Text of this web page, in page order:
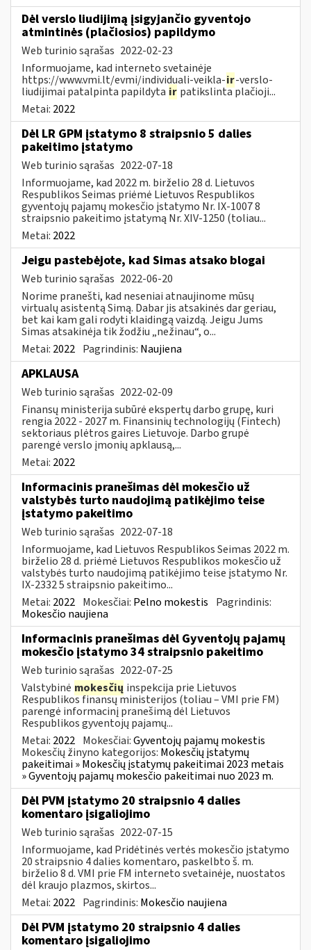
Dėl verslo liudijimą įsigyjančio gyventojo
atmintinės (plačiosios) papildymo
Web turinio sąrašas 2022-02-23
Informuojame, kad interneto svetainėje
https://www.vmi.lt/evmi/individuali-veikla-ir-verslo-
liudijimai patalpinta papildyta ir patikslinta plačioji...
Metai: 2022
Dėl LR GPM įstatymo 8 straipsnio 5 dalies
pakeitimo įstatymo
Web turinio sąrašas 2022-07-18
Informuojame, kad 2022 m. birželio 28 d. Lietuvos
Respublikos Seimas priėmė Lietuvos Respublikos
gyventojų pajamų mokesčio įstatymo Nr. IX-1007 8
straipsnio pakeitimo įstatymą Nr. XIV-1250 (toliau...
Metai: 2022
Jeigu pastebėjote, kad Simas atsako blogai
Web turinio sąrašas 2022-06-20
Norime pranešti, kad neseniai atnaujinome mūsų
virtualų asistentą Simą. Dabar jis atsakinės dar geriau,
bet kai kam gali rodyti klaidingą vaizdą. Jeigu Jums
Simas atsakinėja tik žodžiu „nežinau“, o...
Metai: 2022 Pagrindinis: Naujiena
APKLAUSA
Web turinio sąrašas 2022-02-09
Finansų ministerija subūrė ekspertų darbo grupę, kuri
rengia 2022 - 2027 m. Finansinių technologijų (Fintech)
sektoriaus plėtros gaires Lietuvoje. Darbo grupė
parengė verslo įmonių apklausą,...
Metai: 2022
Informacinis pranešimas dėl mokesčio už
valstybės turto naudojimą patikėjimo teise
įstatymo pakeitimo
Web turinio sąrašas 2022-07-18
Informuojame, kad Lietuvos Respublikos Seimas 2022 m.
birželio 28 d. priėmė Lietuvos Respublikos mokesčio už
valstybės turto naudojimą patikėjimo teise įstatymo Nr.
IX-2332 5 straipsnio pakeitimo...
Metai: 2022 Mokesčiai: Pelno mokestis Pagrindinis:
Mokesčio naujiena
Informacinis pranešimas dėl Gyventojų pajamų
mokesčio įstatymo 34 straipsnio pakeitimo
Web turinio sąrašas 2022-07-25
Valstybinė mokesčių inspekcija prie Lietuvos
Respublikos finansų ministerijos (toliau – VMI prie FM)
parengė informacinį pranešimą dėl Lietuvos
Respublikos gyventojų pajamų...
Metai: 2022 Mokesčiai:Gyventojų pajamų mokestis
Mokesčių žinyno kategorijos: Mokesčių įstatymų
pakeitimai » Mokesčių įstatymų pakeitimai 2023 metais
» Gyventojų pajamų mokesčio pakeitimai nuo 2023 m.
Dėl PVM įstatymo 20 straipsnio 4 dalies
komentaro įsigaliojimo
Web turinio sąrašas 2022-07-15
Informuojame, kad Pridėtinės vertės mokesčio įstatymo
20 straipsnio 4 dalies komentaro, paskelbto š. m.
birželio 8 d. VMI prie FM interneto svetainėje, nuostatos
dėl kraujo plazmos, skirtos...
Metai: 2022 Pagrindinis: Mokesčio naujiena
Dėl PVM įstatymo 20 straipsnio 4 dalies
komentaro įsigaliojimo